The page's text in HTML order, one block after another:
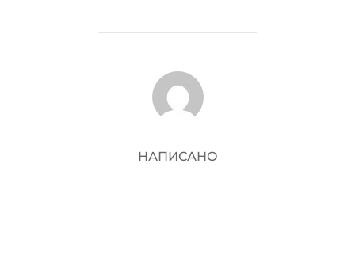
АВТОР ЗАПИСИ
НАПИСАНО